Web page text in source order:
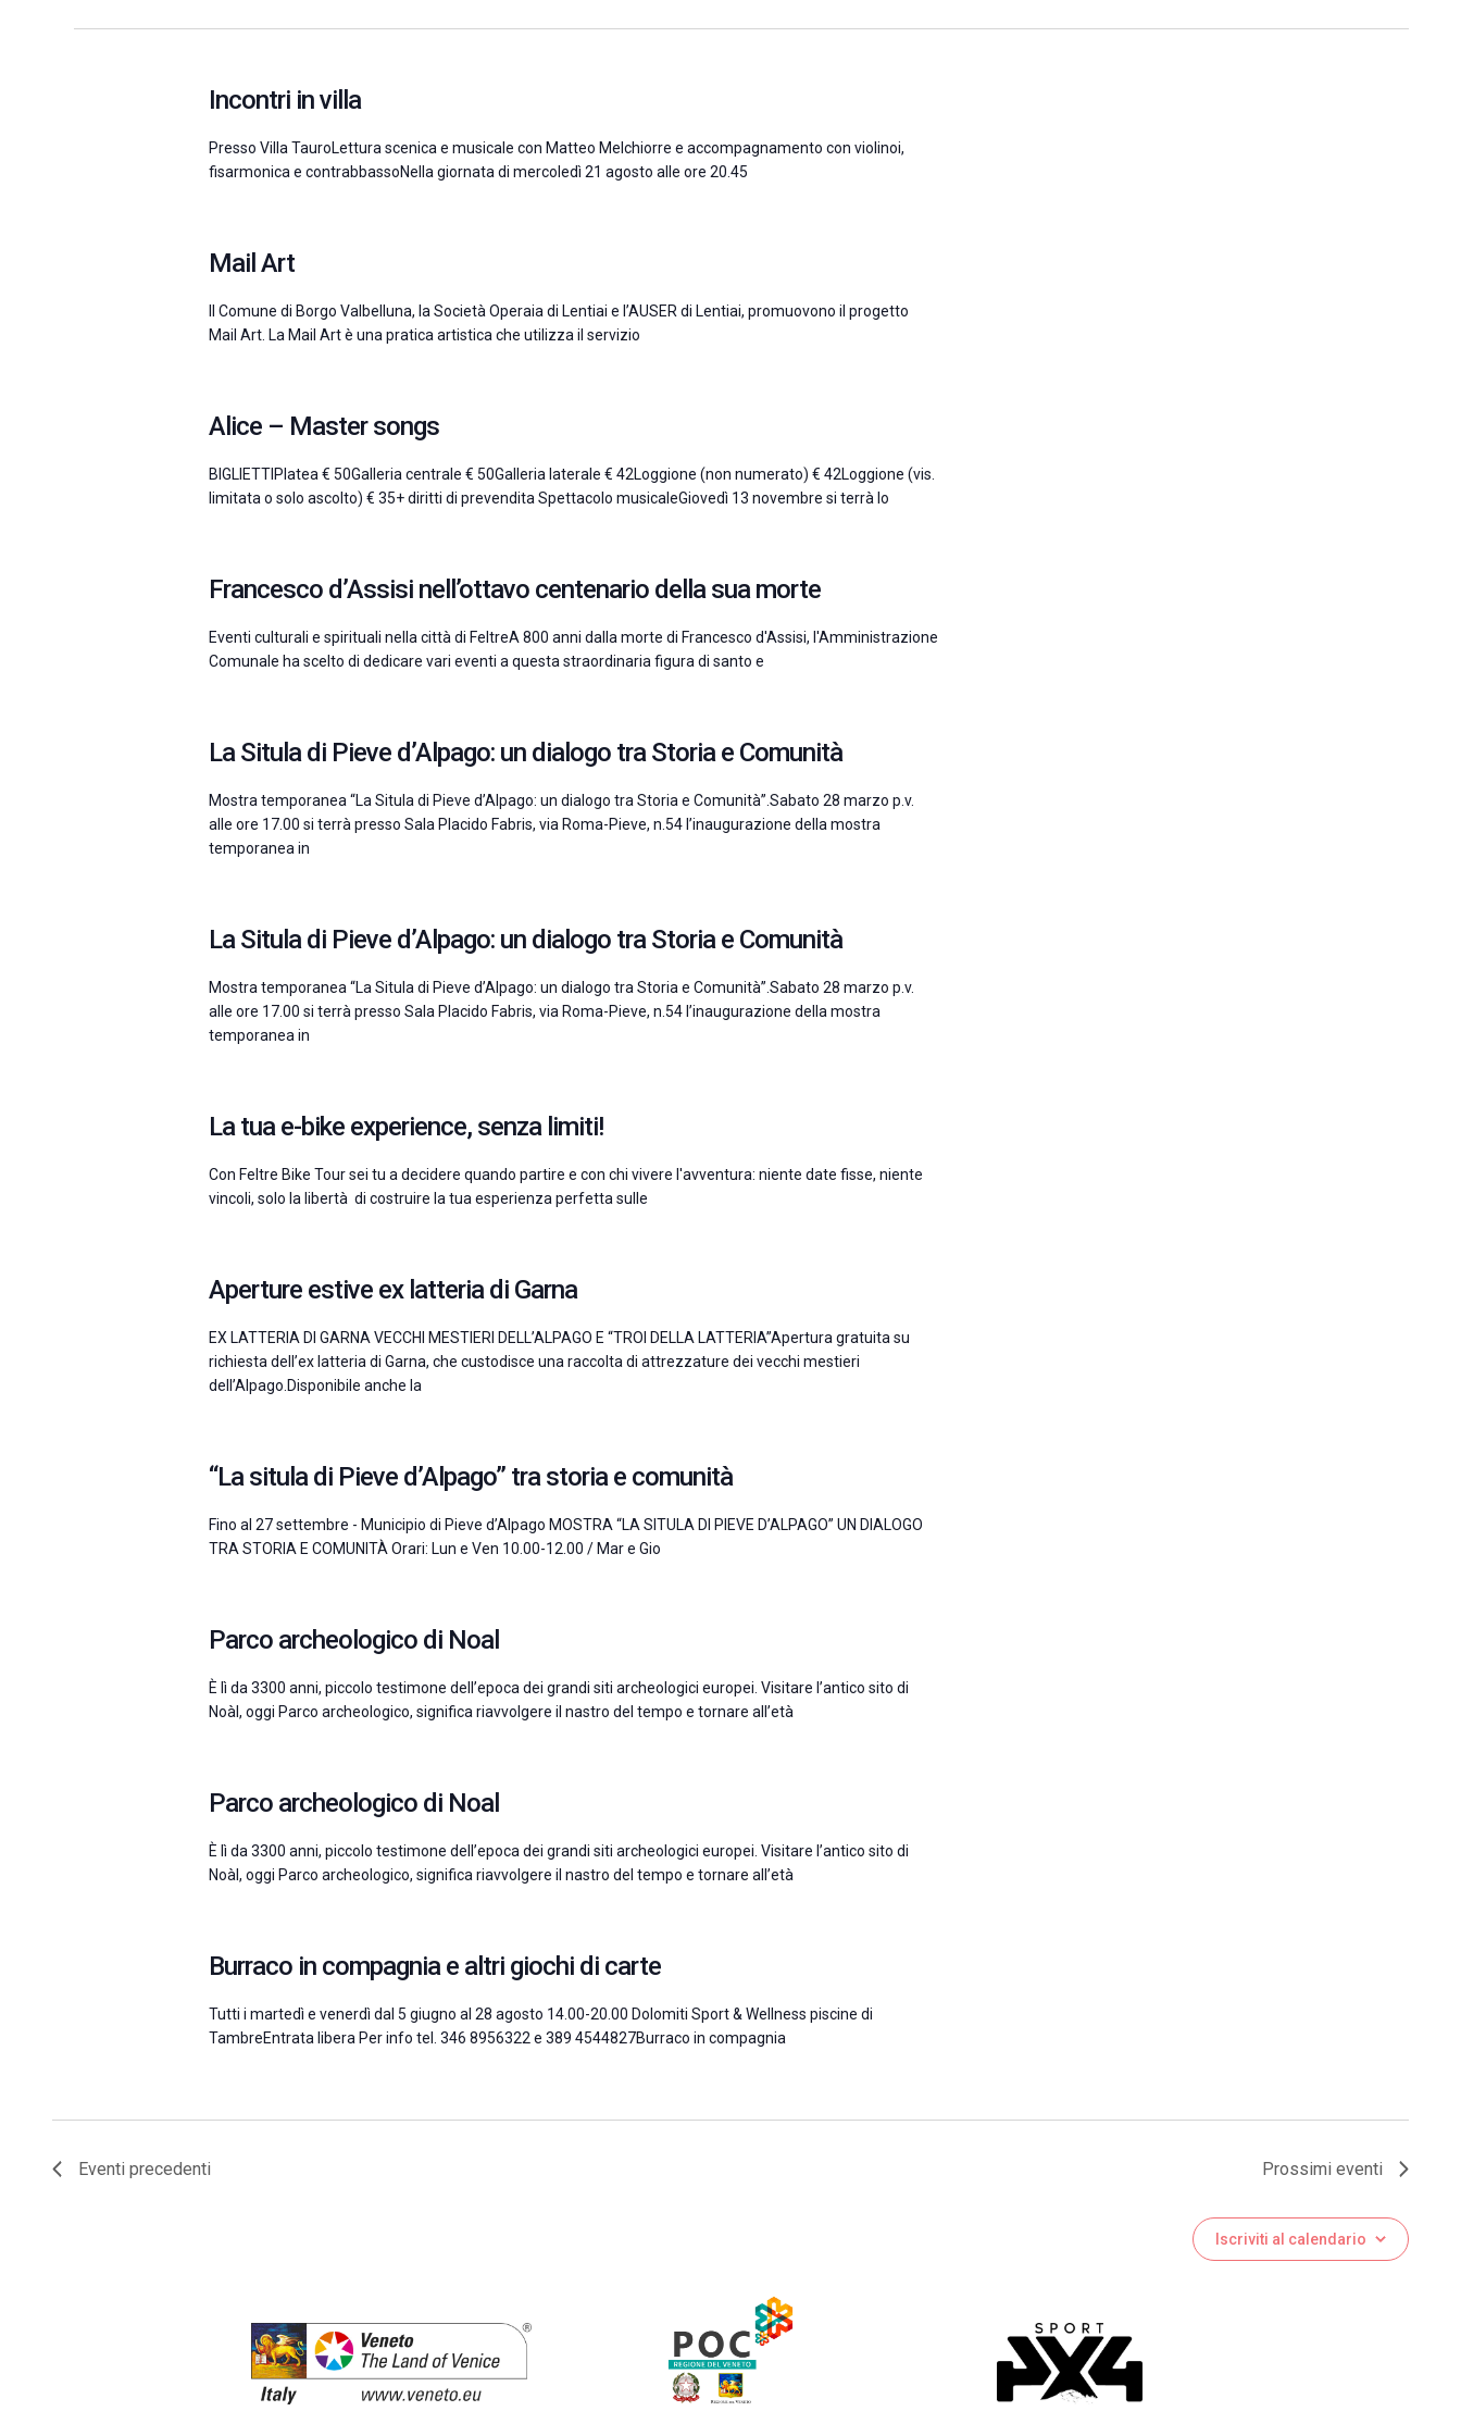
Incontri in villa
Presso Villa TauroLettura scenica e musicale con Matteo Melchiorre e accompagnamento con violinoi,
fisarmonica e contrabbassoNella giornata di mercoledì 21 agosto alle ore 20.45
Mail Art
Il Comune di Borgo Valbelluna, la Società Operaia di Lentiai e l’AUSER di Lentiai, promuovono il progetto
Mail Art. La Mail Art è una pratica artistica che utilizza il servizio
Alice – Master songs
BIGLIETTIPlatea € 50Galleria centrale € 50Galleria laterale € 42Loggione (non numerato) € 42Loggione (vis.
limitata o solo ascolto) € 35+ diritti di prevendita Spettacolo musicaleGiovedì 13 novembre si terrà lo
Francesco d’Assisi nell’ottavo centenario della sua morte
Eventi culturali e spirituali nella città di FeltreA 800 anni dalla morte di Francesco d'Assisi, l'Amministrazione
Comunale ha scelto di dedicare vari eventi a questa straordinaria figura di santo e
La Situla di Pieve d’Alpago: un dialogo tra Storia e Comunità
Mostra temporanea “La Situla di Pieve d’Alpago: un dialogo tra Storia e Comunità”.Sabato 28 marzo p.v.
alle ore 17.00 si terrà presso Sala Placido Fabris, via Roma-Pieve, n.54 l’inaugurazione della mostra
temporanea in
La Situla di Pieve d’Alpago: un dialogo tra Storia e Comunità
Mostra temporanea “La Situla di Pieve d’Alpago: un dialogo tra Storia e Comunità”.Sabato 28 marzo p.v.
alle ore 17.00 si terrà presso Sala Placido Fabris, via Roma-Pieve, n.54 l’inaugurazione della mostra
temporanea in
La tua e-bike experience, senza limiti!
Con Feltre Bike Tour sei tu a decidere quando partire e con chi vivere l'avventura: niente date fisse, niente
vincoli, solo la libertà di costruire la tua esperienza perfetta sulle
Aperture estive ex latteria di Garna
EX LATTERIA DI GARNA VECCHI MESTIERI DELL’ALPAGO E “TROI DELLA LATTERIA”Apertura gratuita su
richiesta dell’ex latteria di Garna, che custodisce una raccolta di attrezzature dei vecchi mestieri
dell’Alpago.Disponibile anche la
“La situla di Pieve d’Alpago” tra storia e comunità
Fino al 27 settembre - Municipio di Pieve d’Alpago MOSTRA “LA SITULA DI PIEVE D’ALPAGO” UN DIALOGO
TRA STORIA E COMUNITÀ Orari: Lun e Ven 10.00-12.00 / Mar e Gio
Parco archeologico di Noal
È lì da 3300 anni, piccolo testimone dell’epoca dei grandi siti archeologici europei. Visitare l’antico sito di
Noàl, oggi Parco archeologico, significa riavvolgere il nastro del tempo e tornare all’età
Parco archeologico di Noal
È lì da 3300 anni, piccolo testimone dell’epoca dei grandi siti archeologici europei. Visitare l’antico sito di
Noàl, oggi Parco archeologico, significa riavvolgere il nastro del tempo e tornare all’età
Burraco in compagnia e altri giochi di carte
Tutti i martedì e venerdì dal 5 giugno al 28 agosto 14.00-20.00 Dolomiti Sport & Wellness piscine di
TambreEntrata libera Per info tel. 346 8956322 e 389 4544827Burraco in compagnia
Eventi precedenti Prossimi eventi
Iscriviti al calendario